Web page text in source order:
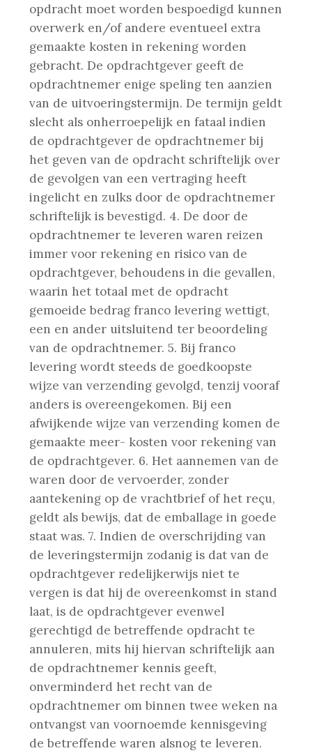
opdracht moet worden bespoedigd kunnen
overwerk en/of andere eventueel extra
gemaakte kosten in rekening worden
gebracht. De opdrachtgever geeft de
opdrachtnemer enige speling ten aanzien
van de uitvoeringstermijn. De termijn geldt
slecht als onherroepelijk en fataal indien
de opdrachtgever de opdrachtnemer bij
het geven van de opdracht schriftelijk over
de gevolgen van een vertraging heeft
ingelicht en zulks door de opdrachtnemer
schriftelijk is bevestigd. 4. De door de
opdrachtnemer te leveren waren reizen
immer voor rekening en risico van de
opdrachtgever, behoudens in die gevallen,
waarin het totaal met de opdracht
gemoeide bedrag franco levering wettigt,
een en ander uitsluitend ter beoordeling
van de opdrachtnemer. 5. Bij franco
levering wordt steeds de goedkoopste
wijze van verzending gevolgd, tenzij vooraf
anders is overeengekomen. Bij een
afwijkende wijze van verzending komen de
gemaakte meer- kosten voor rekening van
de opdrachtgever. 6. Het aannemen van de
waren door de vervoerder, zonder
aantekening op de vrachtbrief of het reçu,
geldt als bewijs, dat de emballage in goede
staat was. 7. Indien de overschrijding van
de leveringstermijn zodanig is dat van de
opdrachtgever redelijkerwijs niet te
vergen is dat hij de overeenkomst in stand
laat, is de opdrachtgever evenwel
gerechtigd de betreffende opdracht te
annuleren, mits hij hiervan schriftelijk aan
de opdrachtnemer kennis geeft,
onverminderd het recht van de
opdrachtnemer om binnen twee weken na
ontvangst van voornoemde kennisgeving
de betreffende waren alsnog te leveren.